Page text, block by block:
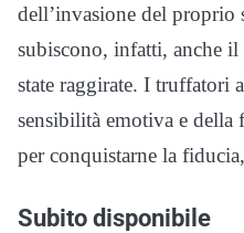
dell’invasione del proprio
subiscono, infatti, anche il
state raggirate. I truffatori
sensibilità emotiva e
per conquistarne la
Subito disponibile